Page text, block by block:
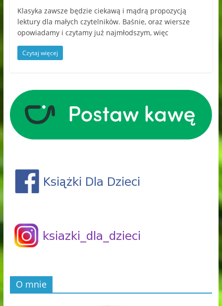
Klasyka zawsze będzie ciekawą i mądrą propozycją
lektury dla małych czytelników. Baśnie, oraz wiersze
opowiadamy i czytamy już najmłodszym, więc
Czytaj więcej
O mnie